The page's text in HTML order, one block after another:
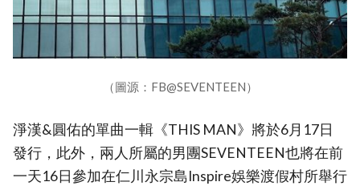
（圖源：FB@SEVENTEEN）
淨漢&圓佑的單曲一輯《THIS MAN》將於6月17日
發行，此外，兩人所屬的男團SEVENTEEN也將在前
一天16日參加在仁川永宗島Inspire娛樂渡假村所舉行